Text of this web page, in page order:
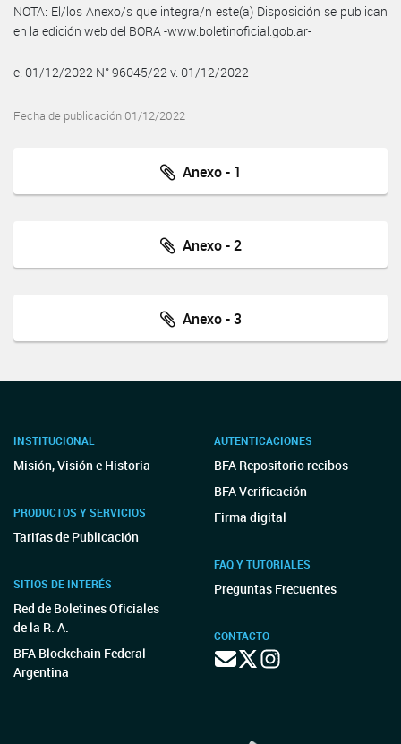
NOTA: El/los Anexo/s que integra/n este(a) Disposición se publican
en la edición web del BORA -www.boletinoficial.gob.ar-
e. 01/12/2022 N° 96045/22 v. 01/12/2022
Fecha de publicación 01/12/2022
Anexo - 1
Anexo - 2
Anexo - 3
INSTITUCIONAL
Misión, Visión e Historia
PRODUCTOS Y SERVICIOS
Tarifas de Publicación
SITIOS DE INTERÉS
Red de Boletines Oficiales
de la R. A.
BFA Blockchain Federal
Argentina
AUTENTICACIONES
BFA Repositorio recibos
BFA Verificación
Firma digital
FAQ Y TUTORIALES
Preguntas Frecuentes
CONTACTO